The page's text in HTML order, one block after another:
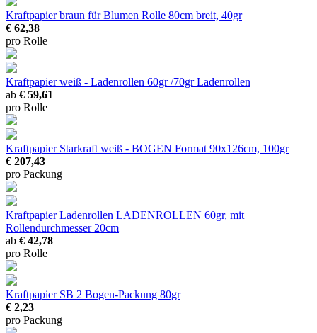
Kraftpapier braun für Blumen Rolle 80cm breit, 40gr
€ 62,38
pro Rolle
Kraftpapier weiß - Ladenrollen 60gr /70grLadenrollen
ab € 59,61
pro Rolle
Kraftpapier Starkraft weiß - BOGEN Format 90x126cm, 100gr
€ 207,43
pro Packung
Kraftpapier Ladenrollen LADENROLLEN 60gr, mit
Rollendurchmesser 20cm
ab € 42,78
pro Rolle
Kraftpapier SB 2 Bogen-Packung 80gr
€ 2,23
pro Packung